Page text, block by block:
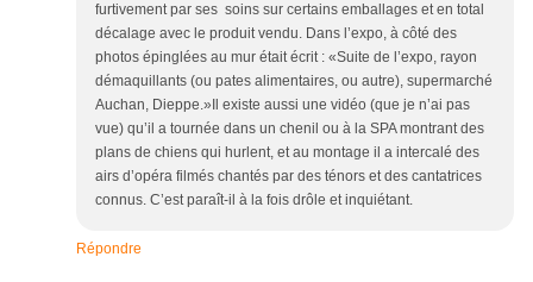
furtivement par ses soins sur certains emballages et en total
décalage avec le produit vendu. Dans l’expo, à côté des
photos épinglées au mur était écrit : «Suite de l’expo, rayon
démaquillants (ou pates alimentaires, ou autre), supermarché
Auchan, Dieppe.»Il existe aussi une vidéo (que je n’ai pas
vue) qu’il a tournée dans un chenil ou à la SPA montrant des
plans de chiens qui hurlent, et au montage il a intercalé des
airs d’opéra filmés chantés par des ténors et des cantatrices
connus. C’est paraît-il à la fois drôle et inquiétant.
Répondre